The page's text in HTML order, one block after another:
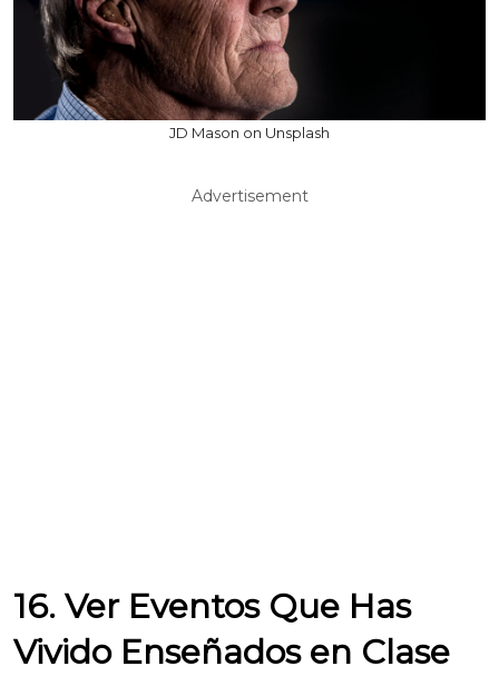
JD Mason on Unsplash
Advertisement
16. Ver Eventos Que Has
Vivido Enseñados en Clase